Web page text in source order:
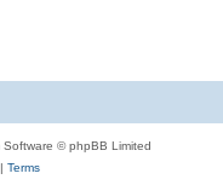
Software © phpBB Limited
Terms